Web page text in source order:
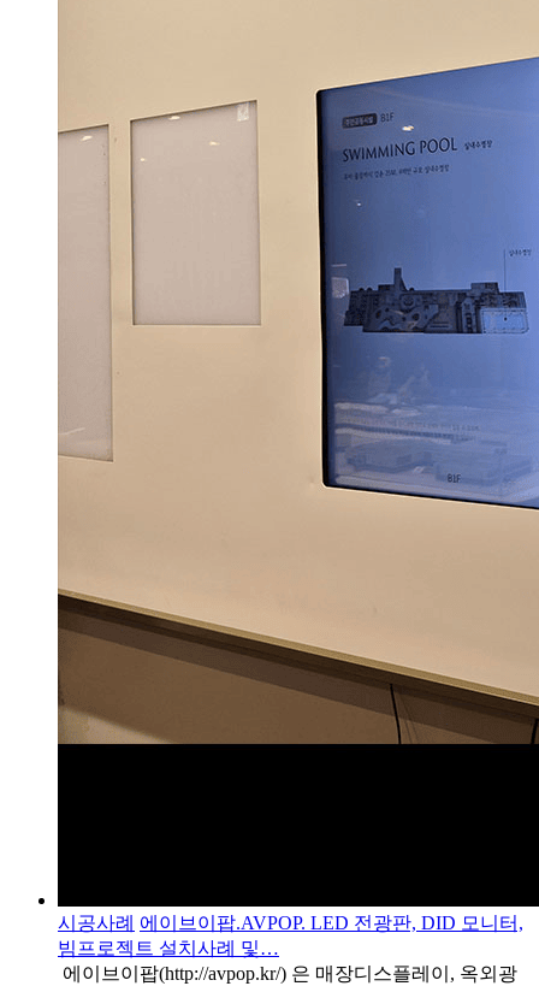
시공사례 에이브이팝.AVPOP. LED 전광판, DID 모니터,
빔프로젝트 설치사례 및…
에이브이팝(http://avpop.kr/) 은 매장디스플레이, 옥외광